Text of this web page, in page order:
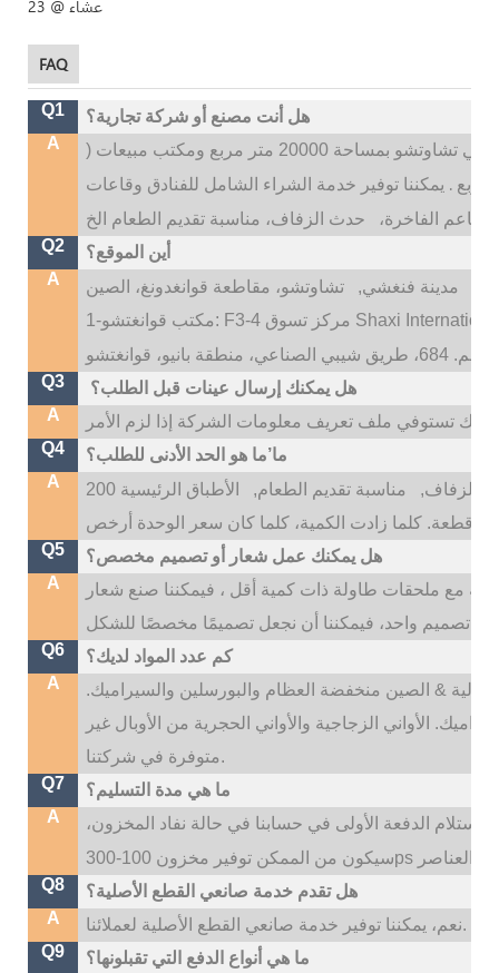
FAQ
Q1
هل أنت مصنع أو شركة تجارية؟
A
20000 متر مربع ومكتب مبيعات (
. يمكننا توفير خدمة الشراء الشامل للفنادق وقاعات
الفاخرة،
Q2
أين الموقع؟
A
مدينة فنغشي,
Q3
هل يمكنك إرسال عينات قبل الطلب؟
A
Q4
ما’ما هو الحد الأدنى للطلب؟
A
الزفاف, مناسبة تقديم الطعام, الأطباق الرئيسية 200
Q5
هل يمكنك عمل شعار أو تصميم مخصص؟
A
إذا كانت اللوحات الرئيسية أكثر من 500 قطعة مع ملحقات طاولة ذات كمية أقل ، فيمكننا صنع شعار
Q6
كم عدد المواد لديك؟
A
عالية & الصين منخفضة العظام والبورسلين والسيراميك.
الأواني الزجاجية والأواني الحجرية من الأوبال غير
متوفرة في شركتنا.
Q7
ما هي مدة التسليم؟
A
وقت التسليم لدينا هو 35 ~ 45 يومًا بعد استلام الدفعة الأولى في حسابنا في حالة نفاد المخزون،
Q8
A
نعم، يمكننا توفير خدمة صانعي القطع الأصلية لعملائنا.
Q9
ما هي أنواع الدفع التي تقبلونها؟